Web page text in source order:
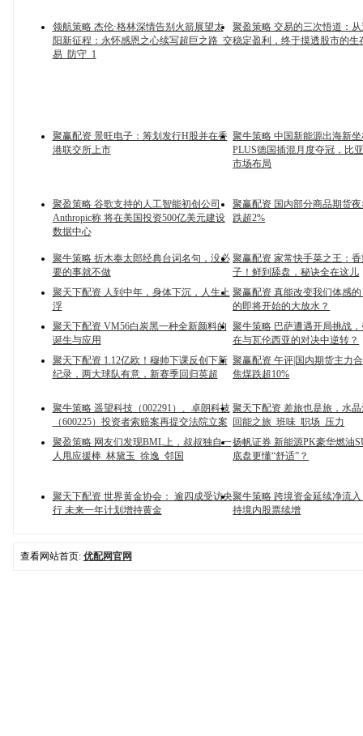
领航策略 杰伦·格林深情告别火箭展望太
阳新征程：永怀感恩之心续写超巨之路_交
易_防守_1
聚盈策略 交易的三次悟道：
稳定盈利，终于摸透股市的生
聚赢配资 景旺电子：筹划发行H股并在香
港联交所上市
聚牛策略 中国新能源出海新
PLUS德国插混月度夺冠，比
市场布局
聚盈策略 谷歌支持的人工智能初创公司
Anthropic称 将在美国投资500亿美元建设
数据中心
聚赢配资 国内部分商品期货
跌超2%
聚牛策略 折木奉太郎经典台词名句，没必
要的事就不做
聚赢配资 家常快手菜之王：
子！鲜到舔盘，秘诀全在这儿
聚天下配资 人到中年，身体下沉，人生上
浮
聚赢配资 真能改变我们体感
的即将开始的大放水？
聚天下配资 VM56白炭黑一种全新颜料的
诞生与应用
聚牛策略 巴萨遭遇开局挑战
在与瓦伦西亚的对决中逆转？
聚天下配资 1.12亿欧！穆帅下课反创下新
纪录，两大球队有意，新赛季回归英超
聚赢配资 午评|国内期货主力
焦煤跌超10%
聚牛策略 遥望科技（002291）、卓朗科技
（600225）投资者索赔案再提交法院立案
聚天下配资 差旅也是旅，水
回能之旅_班味_职场_压力
聚盈策略 网友们发现BML上，叔叔独自一
人甩应援棒_林黛玉_徐逸_邻国
扬帆证券 新能源PK豪华燃油
底盘更懂“舒适”？
聚天下配资 世界黄金协会： 逾四成受访央
行 未来一年计划增持黄金
聚牛策略 跨境资金延续净流
持境内股票续增
查看网站首页: 优配网官网